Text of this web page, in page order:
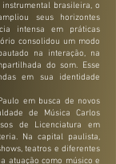
brasileira, o
seus horizontes
intensa em práticas
consolidou um modo
na interação, na
do som. Esse
em sua identidade
em busca de novos
de Música Carlos
de Licenciatura em
Na capital paulista,
teatros e diferentes
atuação como músico e